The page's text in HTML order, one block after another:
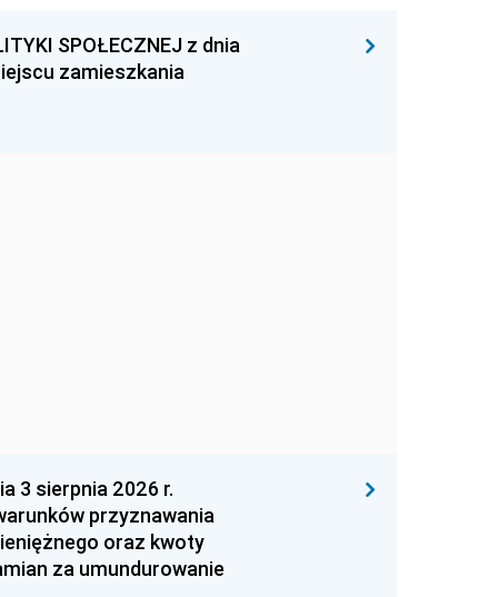
SPOŁECZNEJ z dnia
zamieszkania
3 sierpnia 2026 r.
przyznawania
oraz kwoty
za umundurowanie